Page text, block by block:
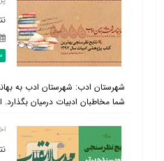
شهرستان ادب: شهرستان ادب به
شما مخاطبان ادبیات درمیان